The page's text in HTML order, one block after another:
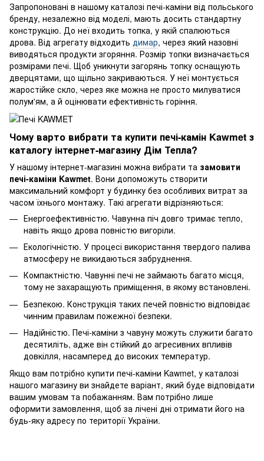
Запропоновані в нашому каталозі печі-каміни від польського
бренду, незалежно від моделі, мають досить стандартну
конструкцію. До неї входить топка, у якій спалюються
дрова. Від агрегату відходить димар, через який назовні
виводяться продукти згоряння. Розмір топки визначається
розмірами печі. Щоб уникнути загорянь топку оснащують
дверцятами, що щільно закриваються. У неї монтується
жаростійке скло, через яке можна не просто милуватися
полум'ям, а й оцінювати ефективність горіння.
Чому варто вибрати та купити печі-камін Kawmet з
каталогу інтернет-магазину Дім Тепла?
У нашому інтернет-магазині можна вибрати та замовити
печі-каміни Kawmet. Вони допоможуть створити
максимальний комфорт у будинку без особливих витрат за
часом їхнього монтажу. Такі агрегати відрізняються:
Енергоефективністю. Чавунна піч довго тримає тепло,
навіть якщо дрова повністю вигоріли.
Екологічністю. У процесі використання твердого палива
атмосферу не викидаються забруднення.
Компактністю. Чавунні печі не займають багато місця,
тому не захаращують приміщення, в якому встановлені.
Безпекою. Конструкція таких печей повністю відповідає
чинним правилам пожежної безпеки.
Надійністю. Печі-каміни з чавуну можуть служити багато
десятиліть, адже він стійкий до агресивних впливів
довкілля, насамперед до високих температур.
Якщо вам потрібно купити печі-каміни Kawmet, у каталозі
нашого магазину ви знайдете варіант, який буде відповідати
вашим умовам та побажанням. Вам потрібно лише
оформити замовлення, щоб за лічені дні отримати його на
будь-яку адресу по території України.